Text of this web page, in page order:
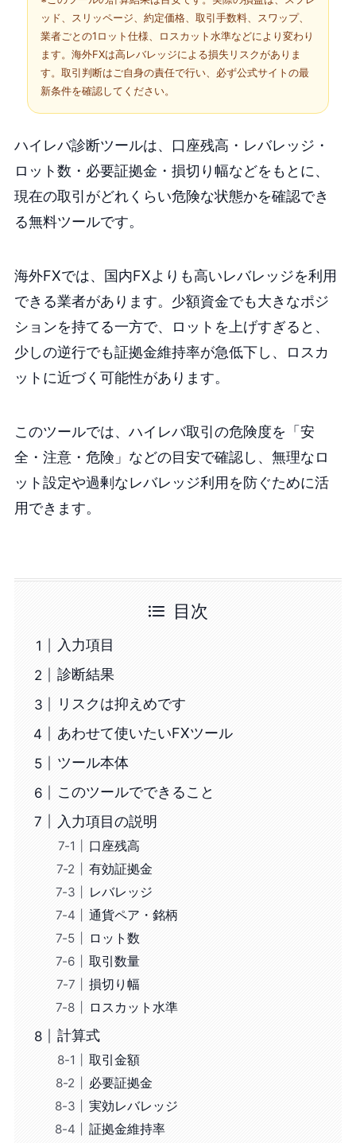
ッド、スリッページ、約定価格、取引手数料、スワップ、
業者ごとの1ロット仕様、ロスカット水準などにより変わり
ます。海外FXは高レバレッジによる損失リスクがありま
す。取引判断はご自身の責任で行い、必ず公式サイトの最
新条件を確認してください。
ハイレバ診断ツールは、口座残高・レバレッジ・
ロット数・必要証拠金・損切り幅などをもとに、
現在の取引がどれくらい危険な状態かを確認でき
る無料ツールです。
海外FXでは、国内FXよりも高いレバレッジを利用
できる業者があります。少額資金でも大きなポジ
ションを持てる一方で、ロットを上げすぎると、
少しの逆行でも証拠金維持率が急低下し、ロスカ
ットに近づく可能性があります。
このツールでは、ハイレバ取引の危険度を「安
全・注意・危険」などの目安で確認し、無理なロ
ット設定や過剰なレバレッジ利用を防ぐために活
用できます。
目次
入力項目
診断結果
リスクは抑えめです
あわせて使いたいFXツール
ツール本体
このツールでできること
入力項目の説明
口座残高
有効証拠金
レバレッジ
通貨ペア・銘柄
ロット数
取引数量
損切り幅
ロスカット水準
計算式
取引金額
必要証拠金
実効レバレッジ
証拠金維持率